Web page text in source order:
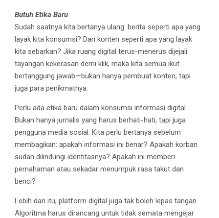
Butuh Etika Baru
Sudah saatnya kita bertanya ulang: berita seperti apa yang
layak kita konsumsi? Dan konten seperti apa yang layak
kita sebarkan? Jika ruang digital terus-menerus dijejali
tayangan kekerasan demi klik, maka kita semua ikut
bertanggung jawab—bukan hanya pembuat konten, tapi
juga para penikmatnya.
Perlu ada etika baru dalam konsumsi informasi digital.
Bukan hanya jurnalis yang harus berhati-hati, tapi juga
pengguna media sosial. Kita perlu bertanya sebelum
membagikan: apakah informasi ini benar? Apakah korban
sudah dilindungi identitasnya? Apakah ini memberi
pemahaman atau sekadar menumpuk rasa takut dan
benci?
Lebih dari itu, platform digital juga tak boleh lepas tangan.
Algoritma harus dirancang untuk tidak semata mengejar